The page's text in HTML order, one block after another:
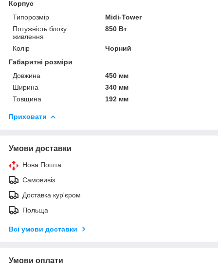
Корпус
Типорозмір
Midi-Tower
Потужність блоку
живлення
850 Вт
Колір
Чорний
Габаритні розміри
Довжина
450 мм
Ширина
340 мм
Товщина
192 мм
Приховати
Умови доставки
Нова Пошта
Самовивіз
Доставка кур'єром
Польща
Всі умови доставки
Умови оплати